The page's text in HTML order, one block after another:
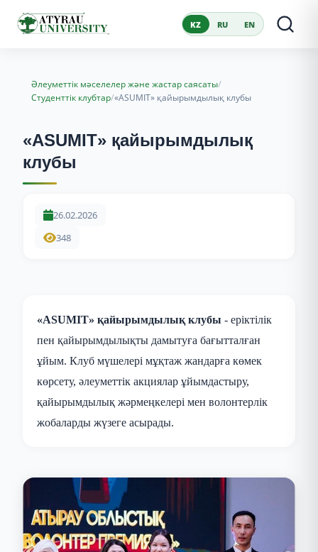
KZ RU EN
Әлеуметтік мәселелер және жастар саясаты/
Студенттік клубтар/«ASUMIT» қайырымдылық клубы
«ASUMIT» қайырымдылық
клубы
26.02.2026
348
«ASUMIT» қайырымдылық клубы - еріктілік
пен қайырымдылықты дамытуға бағытталған
ұйым. Клуб мүшелері мұқтаж жандарға көмек
көрсету, әлеуметтік акциялар ұйымдастыру,
қайырымдылық жәрмеңкелері мен волонтерлік
жобаларды жүзеге асырады.